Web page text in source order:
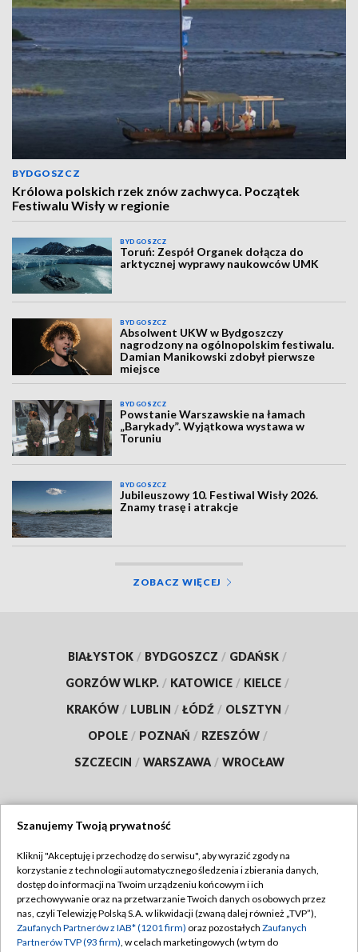
BYDGOSZCZ
Królowa polskich rzek znów zachwyca. Początek
Festiwalu Wisły w regionie
BYDGOSZCZ
Toruń: Zespół Organek dołącza do
arktycznej wyprawy naukowców UMK
BYDGOSZCZ
Absolwent UKW w Bydgoszczy
nagrodzony na ogólnopolskim festiwalu.
Damian Manikowski zdobył pierwsze
miejsce
BYDGOSZCZ
Powstanie Warszawskie na łamach
„Barykady”. Wyjątkowa wystawa w
Toruniu
BYDGOSZCZ
Jubileuszowy 10. Festiwal Wisły 2026.
Znamy trasę i atrakcje
ZOBACZ WIĘCEJ
BIAŁYSTOK / BYDGOSZCZ / GDAŃSK /
GORZÓW WLKP. / KATOWICE / KIELCE /
KRAKÓW / LUBLIN / ŁÓDŹ / OLSZTYN /
OPOLE / POZNAŃ / RZESZÓW /
SZCZECIN / WARSZAWA / WROCŁAW
TVP
Abonament TVP
Emisja w TVP
Regulamin TVP
Polityka prywatności
Szanujemy Twoją prywatność
Kliknij "Akceptuję i przechodzę do serwisu", aby wyrazić zgody na
korzystanie z technologii automatycznego śledzenia i zbierania danych,
dostęp do informacji na Twoim urządzeniu końcowym i ich
przechowywanie oraz na przetwarzanie Twoich danych osobowych przez
nas, czyli Telewizję Polską S.A. w likwidacji (zwaną dalej również „TVP”),
Zaufanych Partnerów z IAB* (1201 firm) oraz pozostałych Zaufanych
Partnerów TVP (93 firm), w celach marketingowych (w tym do